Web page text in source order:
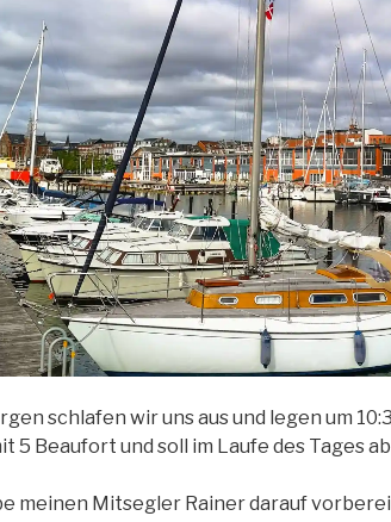
schlafen wir uns aus und legen um
5 Beaufort und soll im Laufe des Tages
meinen Mitsegler Rainer darauf